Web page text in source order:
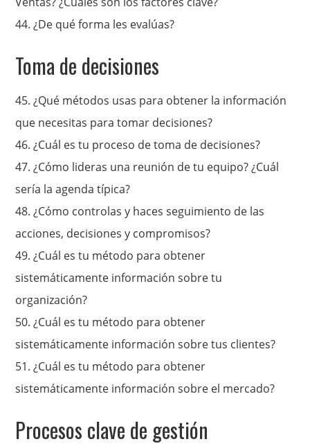
44.¿De qué forma les evalúas?
Toma de decisiones
45. ¿Qué métodos usas para obtener la información
que necesitas para tomar decisiones?
46.¿Cuál es tu proceso de toma de decisiones?
47.¿Cómo lideras una reunión de tu equipo?¿Cuál
sería la agenda típica?
48.¿Cómo controlas y haces seguimiento de las
acciones, decisiones y compromisos?
49.¿Cuál es tu método para obtener
sistemáticamente información sobre tu
organización?
50.¿Cuál es tu método para obtener
sistemáticamente información sobre tus clientes?
51.¿Cuál es tu método para obtener
sistemáticamente información sobre el mercado?
Procesos clave de gestión